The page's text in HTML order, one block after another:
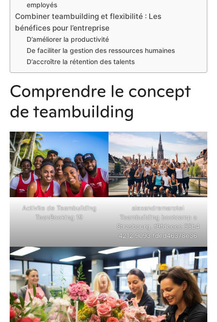
employés
Combiner teambuilding et flexibilité : Les
bénéfices pour l’entreprise
D’améliorer la productivité
De faciliter la gestion des ressources humaines
D’accroître la rétention des talents
Comprendre le concept
de teambuilding
Activite de Teambuilding
TeanBooking 19
alexandremarotel
Teambuilding bootcamp a
Strasbourg. f9fdeeee 55b4
4212 9093 fded46378e36